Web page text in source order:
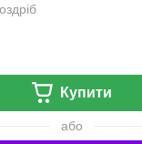
Купити
або